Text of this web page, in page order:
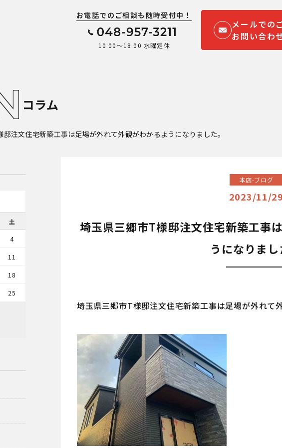
お電話でのご相談も随時受付中！
10:00～18:00 水曜定休
メールでの
お問い合わ
コラム
注文住宅新築工事は足場が外れて外観がわかるようになりました。
本店-ブログ
2023/11/
埼玉県三郷市T様邸注文住宅新築工事
うになりま
埼玉県三郷市T様邸注文住宅新築工事は足場が外れて
土
4
11
18
25